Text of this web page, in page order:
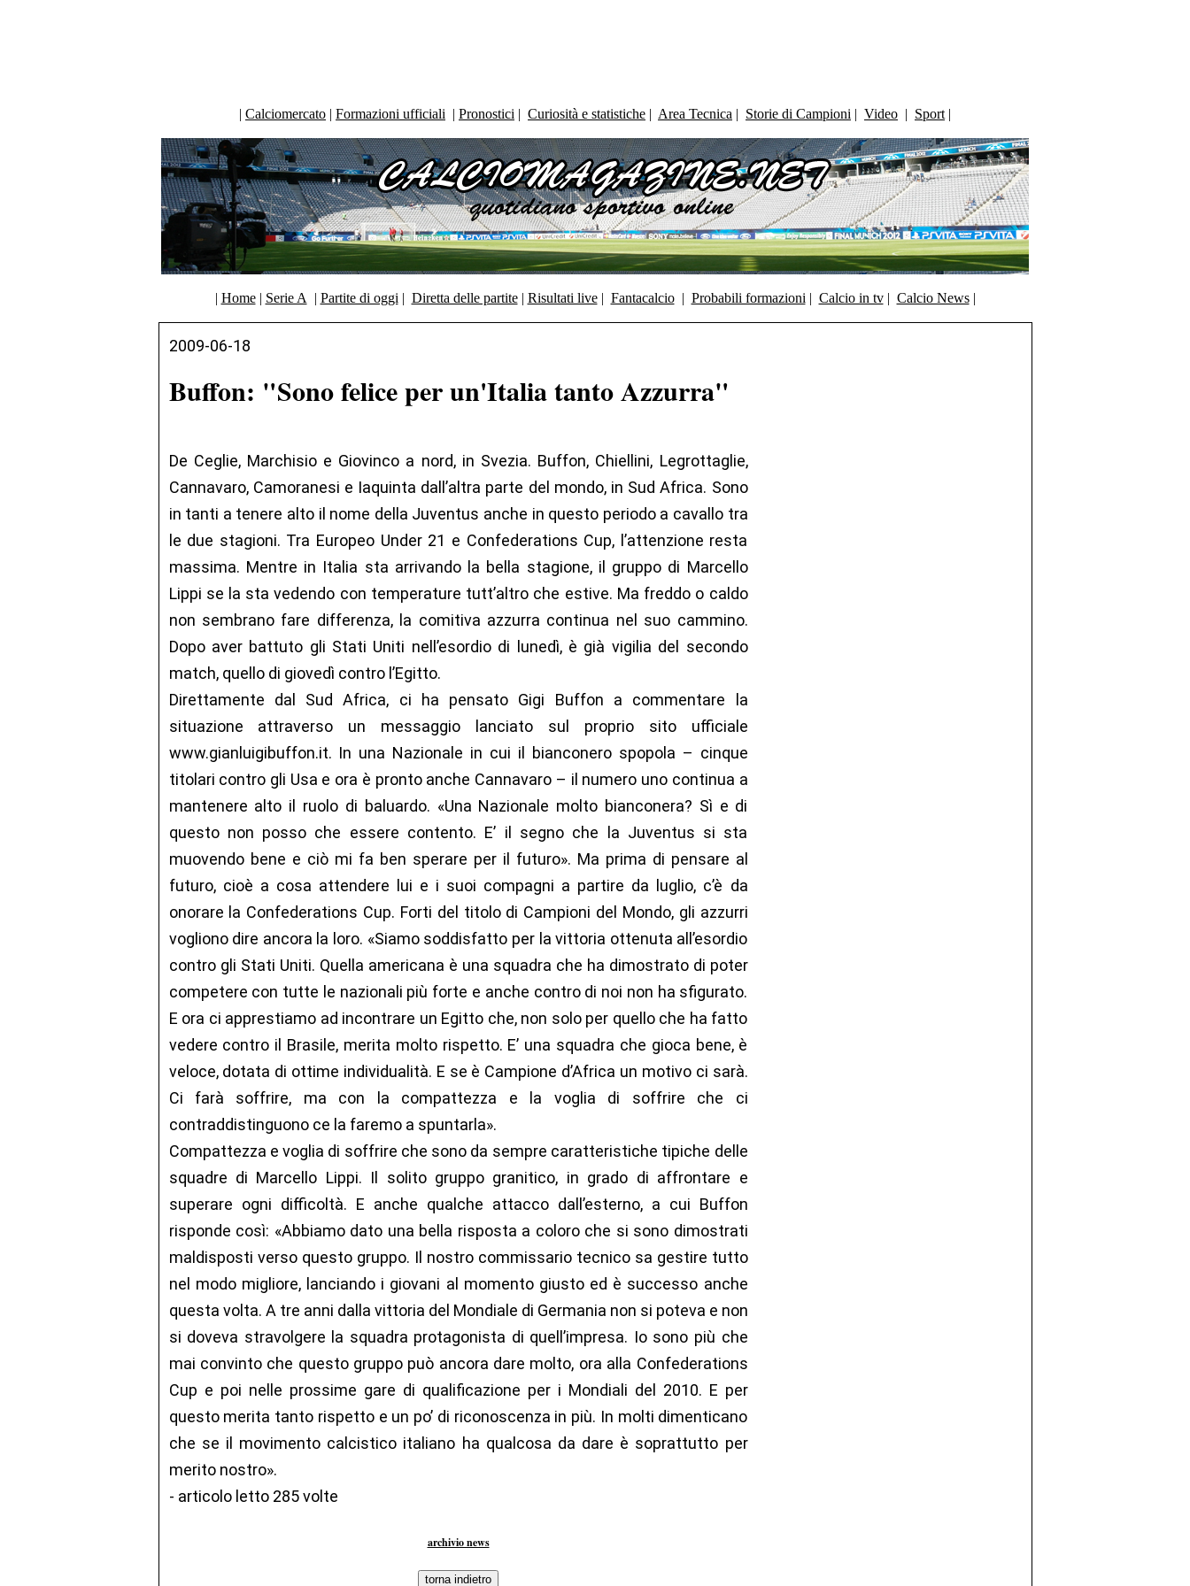
| Calciomercato | Formazioni ufficiali | Pronostici | Curiosità e statistiche | Area Tecnica | Storie di Campioni | Video | Sport |
| Home| Serie A | Partite di oggi | Diretta delle partite| Risultati live| Fantacalcio| Probabili formazioni | Calcio in tv| Calcio News|
2009-06-18
Buffon: "Sono felice per un'Italia tanto Azzurra"
De Ceglie, Marchisio e Giovinco a nord, in Svezia. Buffon, Chiellini, Legrottaglie,
Cannavaro, Camoranesi e Iaquinta dall’altra parte del mondo, in Sud Africa. Sono
in tanti a tenere alto il nome della Juventus anche in questo periodo a cavallo tra
le due stagioni. Tra Europeo Under 21 e Confederations Cup, l’attenzione resta
massima. Mentre in Italia sta arrivando la bella stagione, il gruppo di Marcello
Lippi se la sta vedendo con temperature tutt’altro che estive. Ma freddo o caldo
non sembrano fare differenza, la comitiva azzurra continua nel suo cammino.
Dopo aver battuto gli Stati Uniti nell’esordio di lunedì, è già vigilia del secondo
match, quello di giovedì contro l’Egitto.
Direttamente dal Sud Africa, ci ha pensato Gigi Buffon a commentare la
situazione attraverso un messaggio lanciato sul proprio sito ufficiale
www.gianluigibuffon.it. In una Nazionale in cui il bianconero spopola – cinque
titolari contro gli Usa e ora è pronto anche Cannavaro – il numero uno continua a
mantenere alto il ruolo di baluardo. «Una Nazionale molto bianconera? Sì e di
questo non posso che essere contento. E’ il segno che la Juventus si sta
muovendo bene e ciò mi fa ben sperare per il futuro». Ma prima di pensare al
futuro, cioè a cosa attendere lui e i suoi compagni a partire da luglio, c’è da
onorare la Confederations Cup. Forti del titolo di Campioni del Mondo, gli azzurri
vogliono dire ancora la loro. «Siamo soddisfatto per la vittoria ottenuta all’esordio
contro gli Stati Uniti. Quella americana è una squadra che ha dimostrato di poter
competere con tutte le nazionali più forte e anche contro di noi non ha sfigurato.
E ora ci apprestiamo ad incontrare un Egitto che, non solo per quello che ha fatto
vedere contro il Brasile, merita molto rispetto. E’ una squadra che gioca bene, è
veloce, dotata di ottime individualità. E se è Campione d’Africa un motivo ci sarà.
Ci farà soffrire, ma con la compattezza e la voglia di soffrire che ci
contraddistinguono ce la faremo a spuntarla».
Compattezza e voglia di soffrire che sono da sempre caratteristiche tipiche delle
squadre di Marcello Lippi. Il solito gruppo granitico, in grado di affrontare e
superare ogni difficoltà. E anche qualche attacco dall’esterno, a cui Buffon
risponde così: «Abbiamo dato una bella risposta a coloro che si sono dimostrati
maldisposti verso questo gruppo. Il nostro commissario tecnico sa gestire tutto
nel modo migliore, lanciando i giovani al momento giusto ed è successo anche
questa volta. A tre anni dalla vittoria del Mondiale di Germania non si poteva e non
si doveva stravolgere la squadra protagonista di quell’impresa. Io sono più che
mai convinto che questo gruppo può ancora dare molto, ora alla Confederations
Cup e poi nelle prossime gare di qualificazione per i Mondiali del 2010. E per
questo merita tanto rispetto e un po’ di riconoscenza in più. In molti dimenticano
che se il movimento calcistico italiano ha qualcosa da dare è soprattutto per
merito nostro».
- articolo letto 285 volte
archivio news